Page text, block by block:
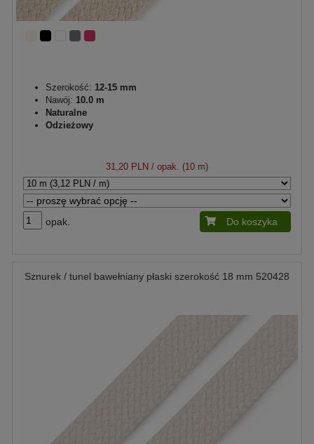
Szerokość: 12-15 mm
Nawój: 10.0 m
Naturalne
Odzieżowy
31,20 PLN / opak. (10 m)
opak. Do koszyka
Sznurek / tunel bawełniany płaski szerokość 18 mm 520428